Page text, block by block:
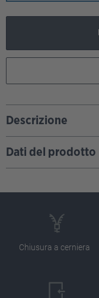
Descrizione
Dati del prodotto
Chiusura a cerniera